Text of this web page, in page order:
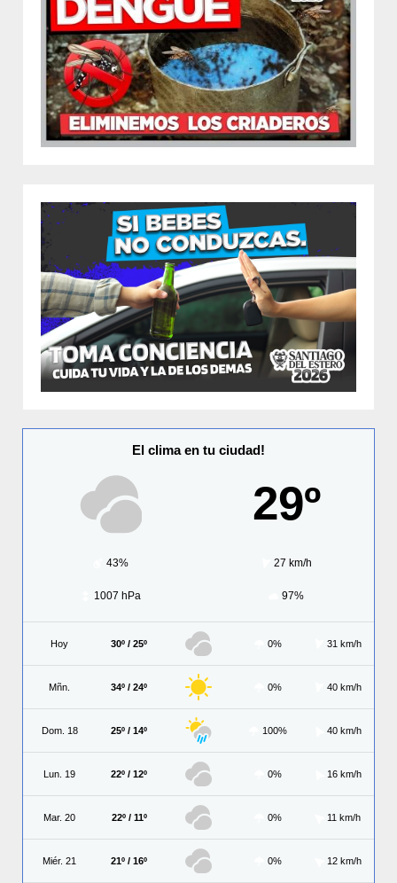
El clima en tu ciudad!
29º
43% 27 km/h
1007 hPa 97%
Hoy 30º / 25º 0% 31 km/h
Mñn. 34º / 24º 0% 40 km/h
Dom. 18 25º / 14º 100% 40 km/h
Lun. 19 22º / 12º 0% 16 km/h
Mar. 20 22º / 11º 0% 11 km/h
Miér. 21 21º / 16º 0% 12 km/h